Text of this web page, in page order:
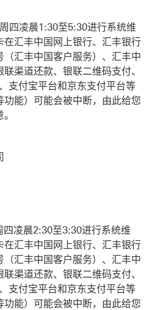
四凌晨1:30至5:30进行系统维
汇丰中国网上银行、汇丰银行
汇丰中国客户服务）、汇丰中
渠道还款、银联二维码支付、
支付宝平台和京东支付平台等
能）可能会被中断，由此给您
凌晨2:30至3:30进行系统维
汇丰中国网上银行、汇丰银行
汇丰中国客户服务）、汇丰中
渠道还款、银联二维码支付、
支付宝平台和京东支付平台等
能）可能会被中断，由此给您